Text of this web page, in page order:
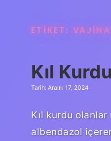
ETIKET:
Kıl
Tarih: Aralık 17, 2024
Kıl kurdu
albendazol